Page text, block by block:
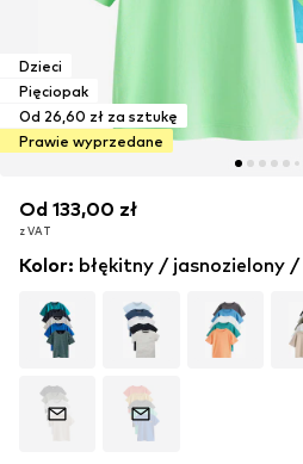
Dzieci
Pięciopak
Od 26,60 zł za sztukę
Prawie wyprzedane
Od 133,00 zł
z VAT
Od 133,00 zł
z VAT
Kolor: błękitny / jasnozielony /